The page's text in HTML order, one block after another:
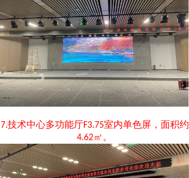
7.技术中心多功能厅F3.75室内单色屏，面积约
4.62㎡。